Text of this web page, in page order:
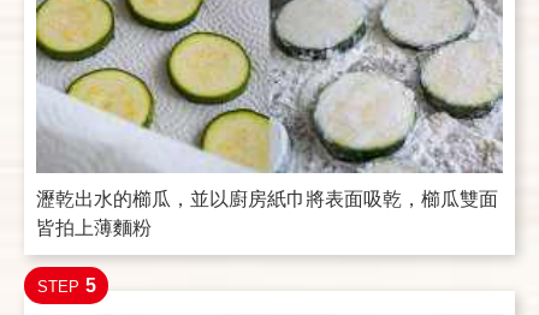
瀝乾出水的櫛瓜，並以廚房紙巾將表面吸乾，櫛瓜雙面
皆拍上薄麵粉
STEP 5